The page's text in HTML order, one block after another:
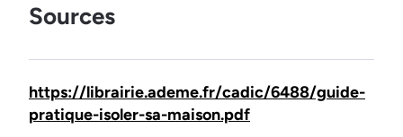
Sources
https://librairie.ademe.fr/cadic/6488/guide-
pratique-isoler-sa-maison.pdf